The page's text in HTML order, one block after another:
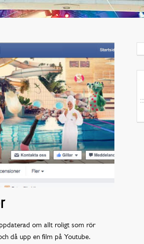
om allt roligt som rör
då upp en film på Youtube.